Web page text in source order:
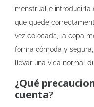
menstrual e introducirla
que quede
vez colocada, la copa
forma cómoda y
llevar una vida normal
¿Qué
cuenta?